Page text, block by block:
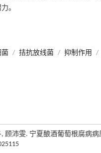
。
/ 拮抗放线菌 / 抑制作用 /
顾沛雯. 宁夏酿酒葡萄根腐病